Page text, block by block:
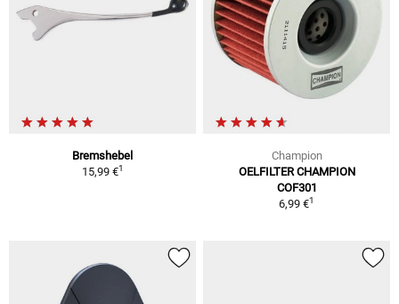
Bremshebel
15,99 €1
Champion
OELFILTER CHAMPION
COF301
6,99 €1